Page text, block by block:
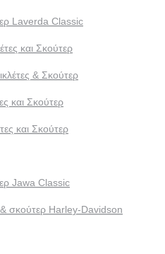
Laverda Classic
και Σκούτερ
& Σκούτερ
και Σκούτερ
και Σκούτερ
Jawa Classic
& σκούτερ Harley-Davidson